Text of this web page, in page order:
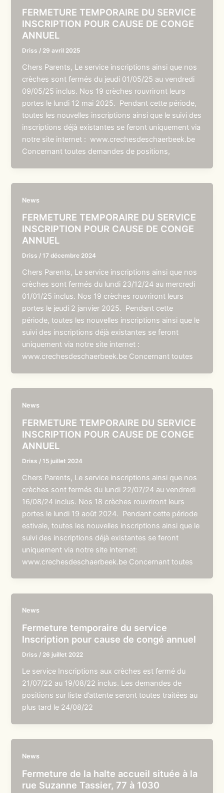
FERMETURE TEMPORAIRE DU SERVICE
INSCRIPTION POUR CAUSE DE CONGE
ANNUEL
Driss / 29 avril 2025
Chers Parents, Le service inscriptions ainsi que nos
crèches sont fermés du jeudi 01/05/25 au vendredi
09/05/25 inclus. Nos 19 crèches rouvriront leurs
portes le lundi 12 mai 2025. Pendant cette période,
toutes les nouvelles inscriptions ainsi que le suivi des
inscriptions déjà existantes se feront uniquement via
notre site internet : www.crechesdeschaerbeek.be
Concernant toutes demandes de positions,
News
FERMETURE TEMPORAIRE DU SERVICE
INSCRIPTION POUR CAUSE DE CONGE
ANNUEL
Driss /17 décembre 2024
Chers Parents, Le service inscriptions ainsi que nos
crèches sont fermés du lundi 23/12/24 au mercredi
01/01/25 inclus. Nos 19 crèches rouvriront leurs
portes le jeudi 2 janvier 2025. Pendant cette
période, toutes les nouvelles inscriptions ainsi que le
suivi des inscriptions déjà existantes se feront
uniquement via notre site internet :
www.crechesdeschaerbeek.be Concernant toutes
News
FERMETURE TEMPORAIRE DU SERVICE
INSCRIPTION POUR CAUSE DE CONGE
ANNUEL
Driss /15 juillet 2024
Chers Parents, Le service inscriptions ainsi que nos
crèches sont fermés du lundi 22/07/24 au vendredi
16/08/24 inclus. Nos 18 crèches rouvriront leurs
portes le lundi 19 août 2024. Pendant cette période
estivale, toutes les nouvelles inscriptions ainsi que le
suivi des inscriptions déjà existantes se feront
uniquement via notre site internet:
www.crechesdeschaerbeek.be Concernant toutes
News
Fermeture temporaire du service
Inscription pour cause de congé annuel
Driss / 26 juillet 2022
Le service Inscriptions aux crèches est fermé du
21/07/22 au 19/08/22 inclus. Les demandes de
positions sur liste d’attente seront toutes traitées au
plus tard le 24/08/22
News
Fermeture de la halte accueil située à la
rue Suzanne Tassier, 77 à 1030